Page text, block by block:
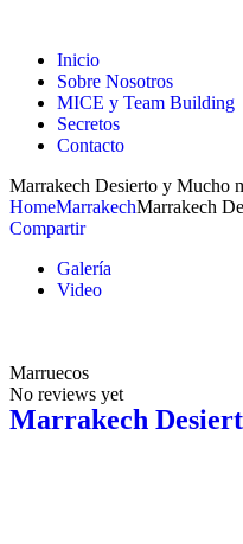
Inicio
Sobre Nosotros
MICE y Team Building
Secretos
Contacto
Marrakech Desierto y Mucho
HomeMarrakechMarrakech
Compartir
Galería
Video
Marruecos
No reviews yet
Marrakech